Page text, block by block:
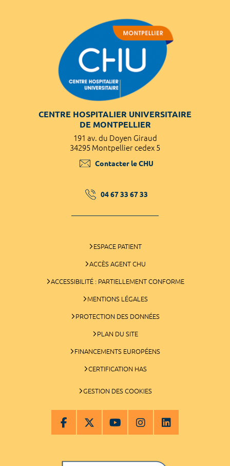
CENTRE HOSPITALIER UNIVERSITAIRE
DE MONTPELLIER
191 av. du Doyen Giraud
34295 Montpellier cedex 5
Contacter le CHU
04 67 33 67 33
ESPACE PATIENT
ACCÈS AGENT CHU
ACCESSIBILITÉ : PARTIELLEMENT CONFORME
MENTIONS LÉGALES
PROTECTION DES DONNÉES
PLAN DU SITE
FINANCEMENTS EUROPÉENS
CERTIFICATION HAS
GESTION DES COOKIES